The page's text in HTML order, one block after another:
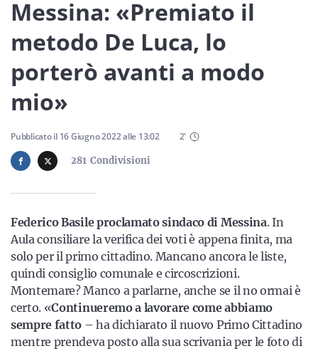
Servizi
Resta sempre aggiornato con le ultime news, iscriviti alla
nostra newsletter
Iscriviti
Messina: «Premiato il
metodo De Luca, lo
porterò avanti a modo
mio»
281 Condivisioni
Pubblicato il 16 Giugno 2022alle 13:02 2'
Federico Basile proclamato sindaco di Messina. In
Aula consiliare la verifica dei voti è appena finita, ma
solo per il primo cittadino. Mancano ancora le liste,
quindi consiglio comunale e circoscrizioni.
Montemare? Manco a parlarne, anche se il no ormai è
certo. «Continueremo a lavorare come abbiamo
sempre fatto – ha dichiarato il nuovo Primo Cittadino
mentre prendeva posto alla sua scrivania per le foto di